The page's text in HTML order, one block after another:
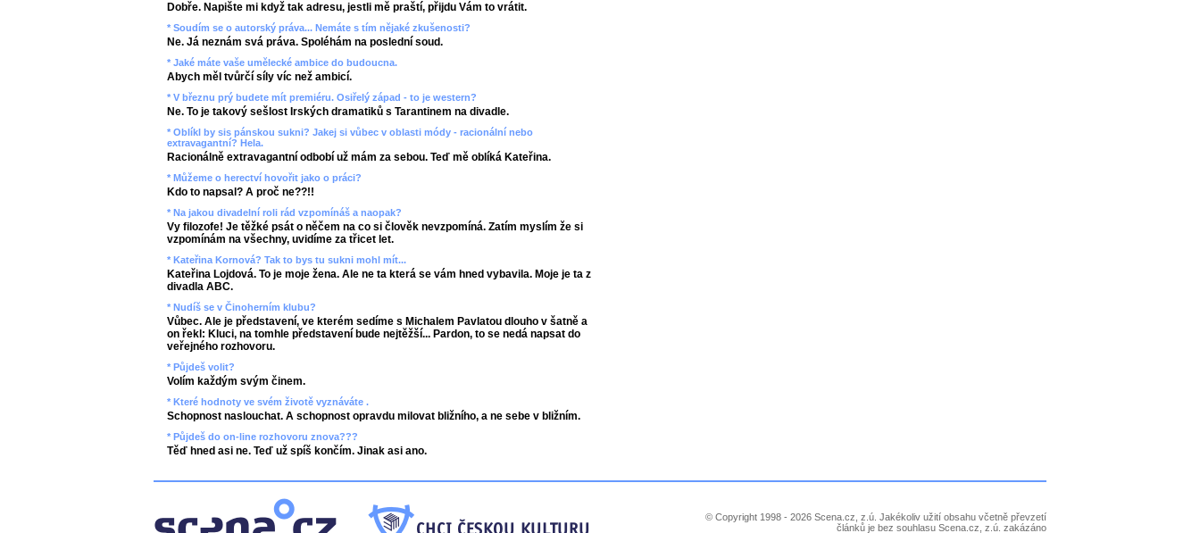
Dobře. Napište mi když tak adresu, jestli mě praští, přijdu Vám to vrátit.
* Soudím se o autorský práva... Nemáte s tím nějaké zkušenosti?
Ne. Já neznám svá práva. Spoléhám na poslední soud.
* Jaké máte vaše umělecké ambice do budoucna.
Abych měl tvůrčí síly víc než ambicí.
* V březnu prý budete mít premiéru. Osiřelý západ - to je western?
Ne. To je takový sešlost Irských dramatiků s Tarantinem na divadle.
* Oblíkl by sis pánskou sukni? Jakej si vůbec v oblasti módy - racionální nebo
extravagantní? Hela.
Racionálně extravagantní odbobí už mám za sebou. Teď mě oblíká Kateřina.
* Můžeme o herectví hovořit jako o práci?
Kdo to napsal? A proč ne??!!
* Na jakou divadelní roli rád vzpomínáš a naopak?
Vy filozofe! Je těžké psát o něčem na co si člověk nevzpomíná. Zatím myslím že si
vzpomínám na všechny, uvidíme za třicet let.
* Kateřina Kornová? Tak to bys tu sukni mohl mít...
Kateřina Lojdová. To je moje žena. Ale ne ta která se vám hned vybavila. Moje je ta z
divadla ABC.
* Nudíš se v Činoherním klubu?
Vůbec. Ale je představení, ve kterém sedíme s Michalem Pavlatou dlouho v šatně a
on řekl: Kluci, na tomhle představení bude nejtěžší... Pardon, to se nedá napsat do
veřejného rozhovoru.
* Půjdeš volit?
Volím každým svým činem.
* Které hodnoty ve svém životě vyznáváte .
Schopnost naslouchat. A schopnost opravdu milovat bližního, a ne sebe v bližním.
* Půjdeš do on-line rozhovoru znova???
Těď hned asi ne. Teď už spíš končím. Jinak asi ano.
© Copyright 1998 - 2026 Scena.cz, z.ú. Jakékoliv užití obsahu včetně převzetí
článků je bez souhlasu Scena.cz, z.ú. zakázáno